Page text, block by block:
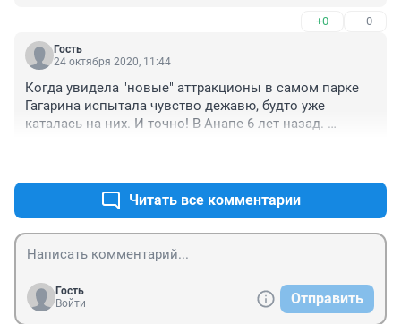
вам НИЧЕГО НЕ ДАСТ, постоянные отписки в
предоставлении условного вида "под жилую
застройку". В последний раз сослались на изменение
правил!!! Масло-масляно, что хотят, то и воротят!
Осталось только руками развести и сплясать. Уже и
слезно умоляла, а в ответ лишь усмешки. Коли уж с
опускаются, написала уже Путину В.В. на это
издевательство, может разберется! Попросила внука
написать, коли уж сама плохо в интернете
разбираюсь, но достучусь все равно!
+0 –0
Гость
24 октября 2020, 11:44
Когда увидела "новые" аттракционы в самом парке
Гагарина испытала чувство дежавю, будто уже
каталась на них. И точно! В Анапе 6 лет назад.
Читать все комментарии
Гость
Войти
Отправить